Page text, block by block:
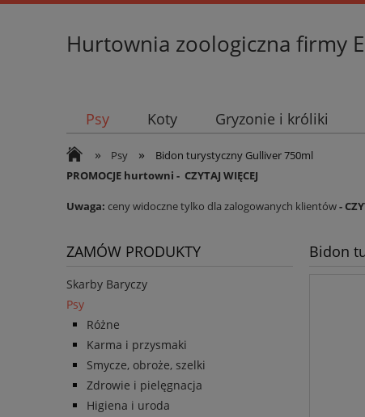
Hurtownia zoologiczna firmy
Psy Koty Gryzonie i króliki
» Psy »
Bidon turystyczny Gulliver 750ml
PROMOCJE hurtowni - CZYTAJ WIĘCEJ
Uwaga: ceny widoczne tylko dla zalogowanych klientów-
ZAMÓW PRODUKTY
Skarby Baryczy
Psy
Różne
Karma i przysmaki
Smycze, obroże, szelki
Zdrowie i pielęgnacja
Higiena i uroda
Bidon